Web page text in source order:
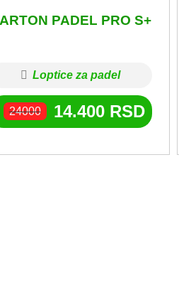
PADEL PRO S+
Loptice za padel
24000 14.400 RSD